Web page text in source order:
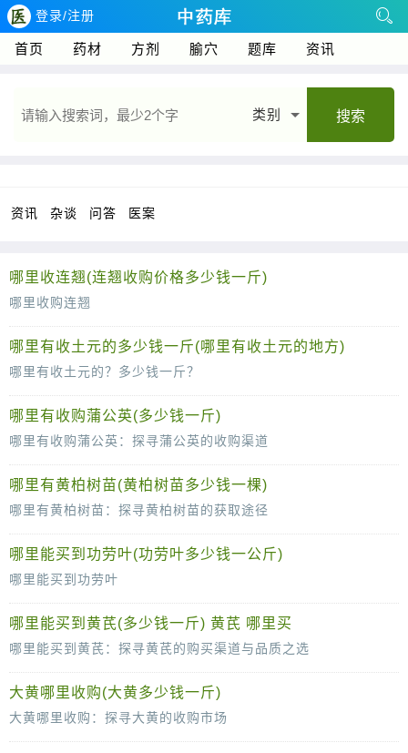
登录/注册
首页 药材 方剂 腧穴 题库 资讯
类别 搜索
资讯 杂谈 问答 医案
哪里收连翘(连翘收购价格多少钱一斤)
哪里收购连翘
哪里有收土元的多少钱一斤(哪里有收土元的地方)
哪里有收土元的？多少钱一斤？
哪里有收购蒲公英(多少钱一斤)
哪里有收购蒲公英：探寻蒲公英的收购渠道
哪里有黄柏树苗(黄柏树苗多少钱一棵)
哪里有黄柏树苗：探寻黄柏树苗的获取途径
哪里能买到功劳叶(功劳叶多少钱一公斤)
哪里能买到功劳叶
哪里能买到黄芪(多少钱一斤) 黄芪 哪里买
哪里能买到黄芪：探寻黄芪的购买渠道与品质之选
大黄哪里收购(大黄多少钱一斤)
大黄哪里收购：探寻大黄的收购市场